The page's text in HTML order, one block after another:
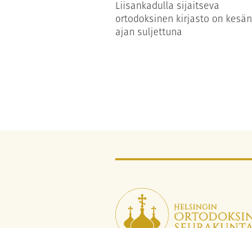
Liisankadulla sijaitseva
ortodoksinen kirjasto on kesän
ajan suljettuna